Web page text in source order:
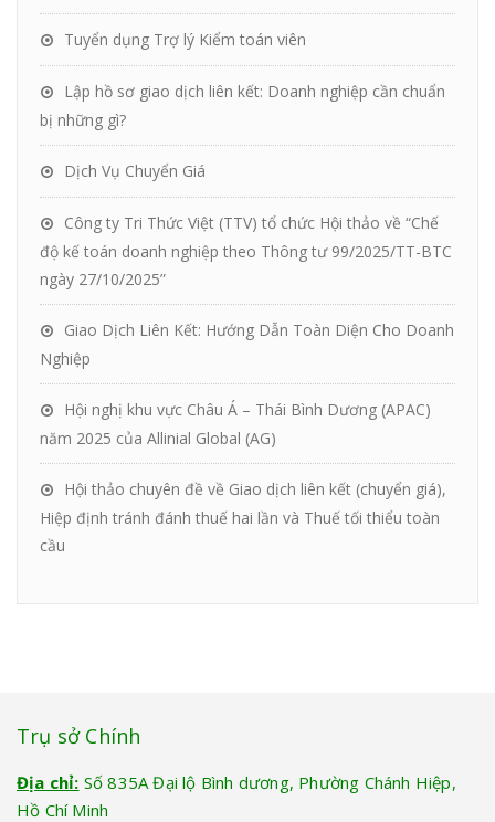
Tuyển dụng Trợ lý Kiểm toán viên
Lập hồ sơ giao dịch liên kết: Doanh nghiệp cần chuẩn
bị những gì?
Dịch Vụ Chuyển Giá
Công ty Tri Thức Việt (TTV) tổ chức Hội thảo về “Chế
độ kế toán doanh nghiệp theo Thông tư 99/2025/TT-BTC
ngày 27/10/2025”
Giao Dịch Liên Kết: Hướng Dẫn Toàn Diện Cho Doanh
Nghiệp
Hội nghị khu vực Châu Á – Thái Bình Dương (APAC)
năm 2025 của Allinial Global (AG)
Hội thảo chuyên đề về Giao dịch liên kết (chuyển giá),
Hiệp định tránh đánh thuế hai lần và Thuế tối thiểu toàn
cầu
Trụ sở Chính
Địa chỉ: Số 835A Đại lộ Bình dương, Phường Chánh Hiệp,
Hồ Chí Minh